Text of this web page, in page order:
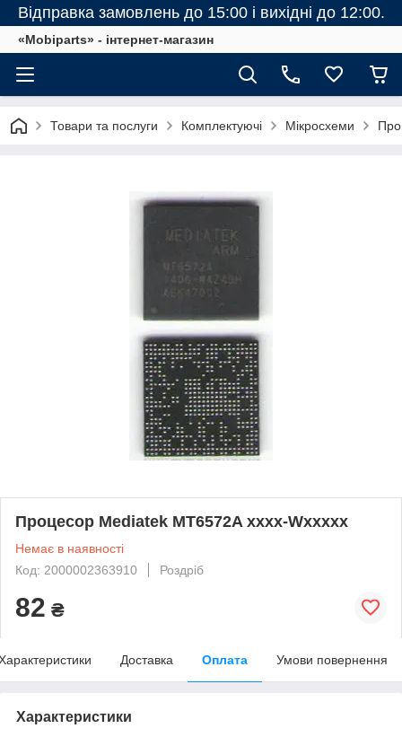
Відправка замовлень до 15:00 і вихідні до 12:00.
«Mobiparts» - інтернет-магазин
Товари та послуги Комплектуючі Мікросхеми
Процесор Mediatek MT6572A xxxx-Wxxxxx
Немає в наявності
Код: 2000002363910
Роздріб
82 ₴
Доставка Оплата Умови повернення
Характеристики